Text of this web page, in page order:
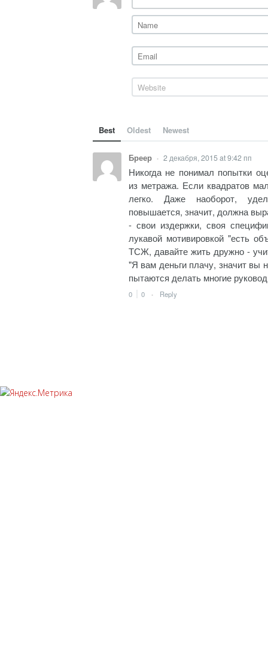
Best Oldest Newest
Бреер • 2 декабря, 2015 at 9:42 пп
Никогда не понимал попытки
из метража. Если квадратов
легко. Даже наоборот,
повышается, значит, должна
- свои издержки, своя
лукавой мотивировкой "есть
ТСЖ, давайте жить дружно -
"Я вам деньги плачу, значит вы
пытаются делать многие
0 0 • Reply